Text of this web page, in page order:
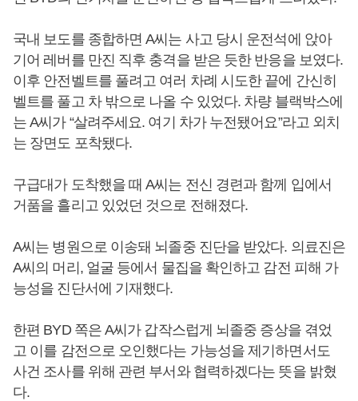
국내 보도를 종합하면 A씨는 사고 당시 운전석에 앉아
기어 레버를 만진 직후 충격을 받은 듯한 반응을 보였다.
이후 안전벨트를 풀려고 여러 차례 시도한 끝에 간신히
벨트를 풀고 차 밖으로 나올 수 있었다. 차량 블랙박스에
는 A씨가 “살려주세요. 여기 차가 누전됐어요”라고 외치
는 장면도 포착됐다.
구급대가 도착했을 때 A씨는 전신 경련과 함께 입에서
거품을 흘리고 있었던 것으로 전해졌다.
A씨는 병원으로 이송돼 뇌졸중 진단을 받았다. 의료진은
A씨의 머리, 얼굴 등에서 물집을 확인하고 감전 피해 가
능성을 진단서에 기재했다.
한편 BYD 쪽은 A씨가 갑작스럽게 뇌졸중 증상을 겪었
고 이를 감전으로 오인했다는 가능성을 제기하면서도
사건 조사를 위해 관련 부서와 협력하겠다는 뜻을 밝혔
다.